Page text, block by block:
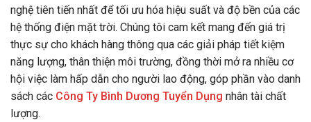
nghệ tiên tiến nhất để tối ưu hóa hiệu suất và độ bền của các
hệ thống điện mặt trời. Chúng tôi cam kết mang đến giá trị
thực sự cho khách hàng thông qua các giải pháp tiết kiệm
năng lượng, thân thiện môi trường, đồng thời mở ra nhiều cơ
hội việc làm hấp dẫn cho người lao động, góp phần vào danh
sách các Công Ty Bình Dương Tuyển Dụng nhân tài chất
lượng.